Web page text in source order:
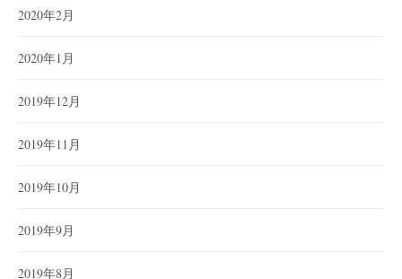
2020年2月
2020年1月
2019年12月
2019年11月
2019年10月
2019年9月
2019年8月